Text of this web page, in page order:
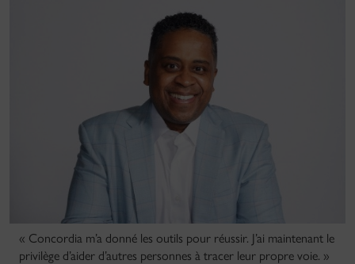
« Concordia m’a donné les outils pour réussir. J’ai maintenant le
privilège d’aider d’autres personnes à tracer leur propre voie. »